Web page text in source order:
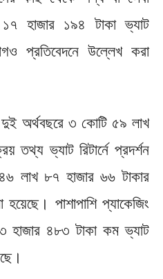
হাজার ১৯৪ টাকা ভ্যাট
প্রতিবেদনে উল্লেখ করা
দুই অর্থবছরে ৩ কোটি ৫৯ লাখ
তথ্য ভ্যাট রিটার্নে প্রদর্শন
লাখ ৮৭ হাজার ৬৬ টাকার
পাশাপাশি প্যাকেজিং
হাজার ৪৮৩ টাকা কম ভ্যাট